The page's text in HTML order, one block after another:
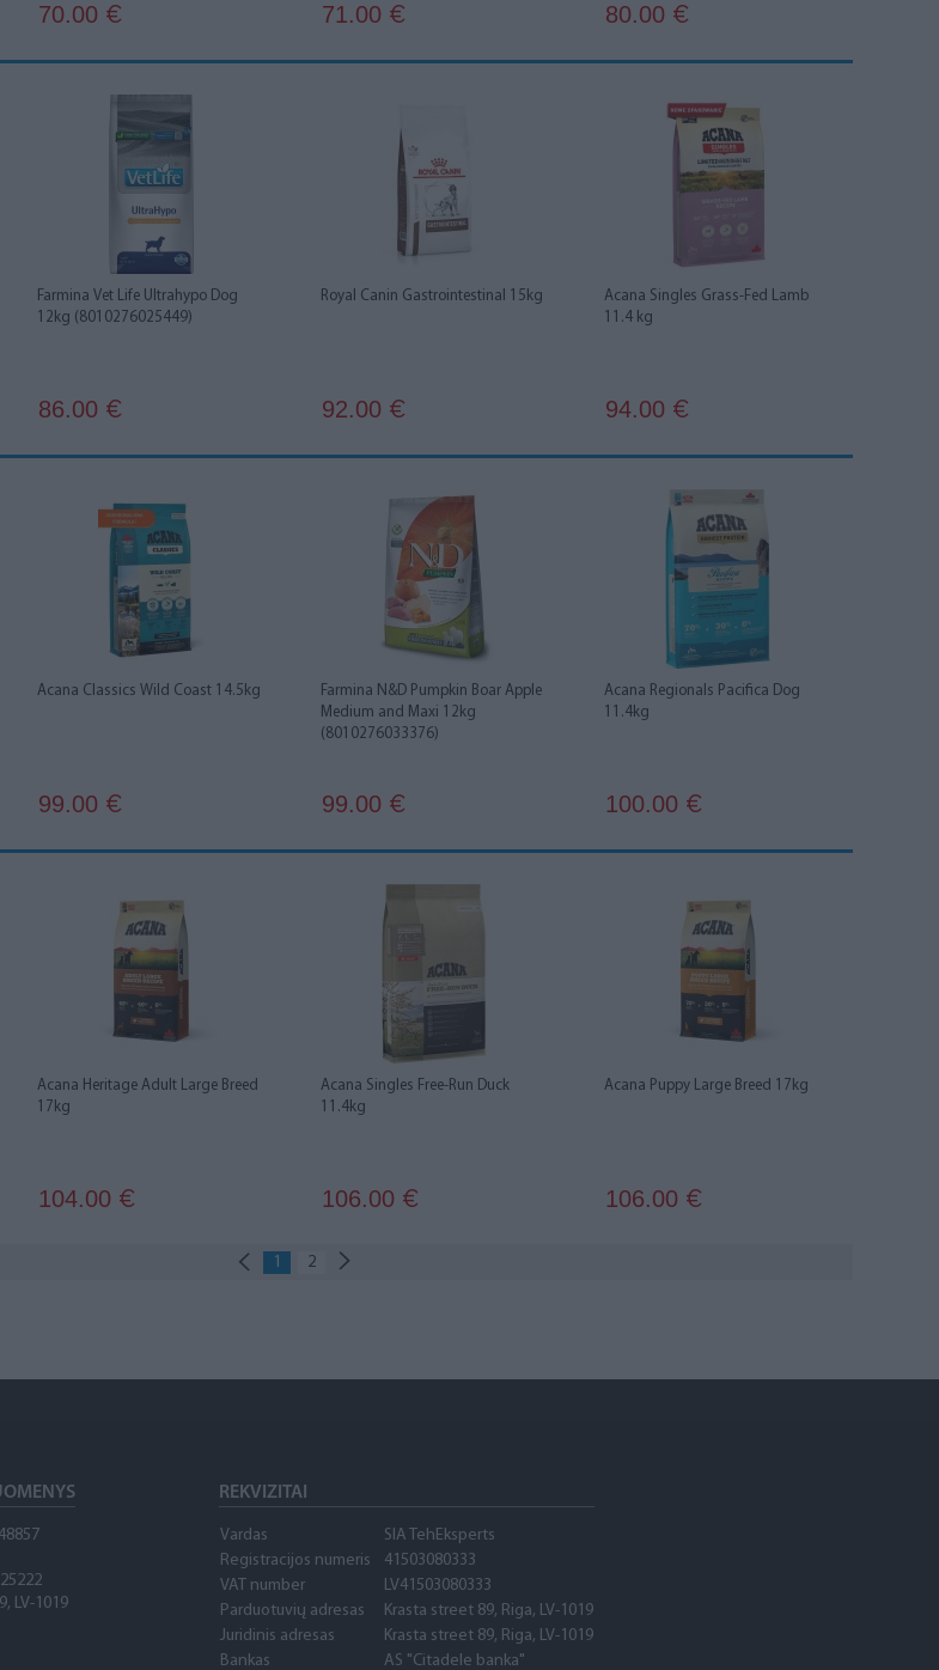
70.00 € 71.00 € 80.00 €
Farmina Vet Life Ultrahypo Dog
12kg (8010276025449)
86.00 €
Royal Canin Gastrointestinal 15kg
92.00 €
Acana Singles Grass-Fed Lamb
11.4 kg
94.00 €
Acana Classics Wild Coast 14.5kg
99.00 €
Farmina N&D Pumpkin Boar Apple
Medium and Maxi 12kg
(8010276033376)
99.00 €
Acana Regionals Pacifica Dog
11.4kg
100.00 €
Acana Heritage Adult Large Breed
17kg
104.00 €
Acana Singles Free-Run Duck
11.4kg
106.00 €
Acana Puppy Large Breed 17kg
106.00 €
1 2
LV-1019
REKVIZITAI
Vardas
SIA TehEksperts
Registracijos numeris
41503080333
VAT number
LV41503080333
Parduotuvių adresas
Krasta street 89, Riga, LV-1019
Juridinis adresas
Krasta street 89, Riga, LV-1019
Bankas
AS "Citadele banka"